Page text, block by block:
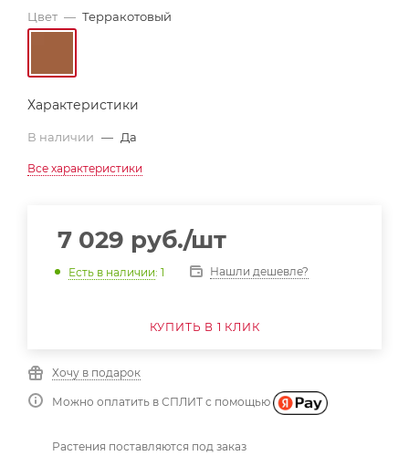
Цвет — Терракотовый
Характеристики
В наличии — Да
Все характеристики
7 029 руб./шт
Есть в наличии: 1 Нашли дешевле?
КУПИТЬ В 1 КЛИК
Хочу в подарок
Можно оплатить в СПЛИТ с помощью
Растения поставляются под заказ